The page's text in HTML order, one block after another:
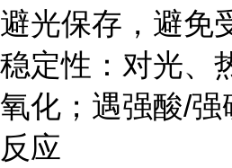
避光保存，避免
稳定性：对光、
氧化；遇强酸/强
反应